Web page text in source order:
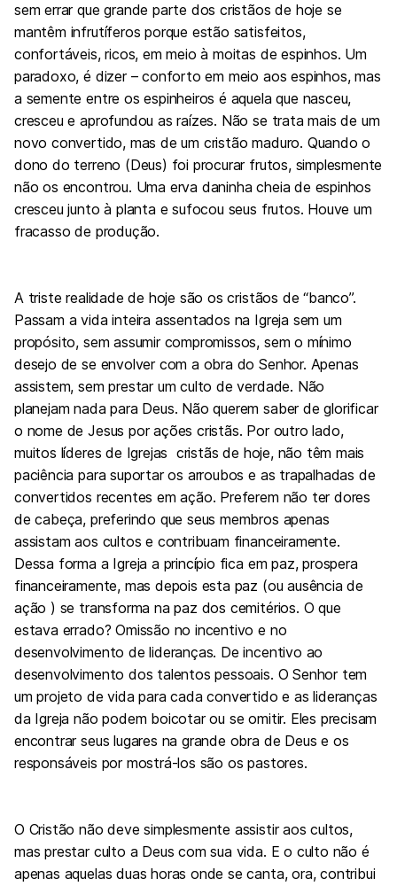
sem errar que grande parte dos cristãos de hoje se
mantêm infrutíferos porque estão satisfeitos,
confortáveis, ricos, em meio à moitas de espinhos. Um
paradoxo, é dizer – conforto em meio aos espinhos, mas
a semente entre os espinheiros é aquela que nasceu,
cresceu e aprofundou as raízes. Não se trata mais de um
novo convertido, mas de um cristão maduro. Quando o
dono do terreno (Deus) foi procurar frutos, simplesmente
não os encontrou. Uma erva daninha cheia de espinhos
cresceu junto à planta e sufocou seus frutos. Houve um
fracasso de produção.
A triste realidade de hoje são os cristãos de “banco”.
Passam a vida inteira assentados na Igreja sem um
propósito, sem assumir compromissos, sem o mínimo
desejo de se envolver com a obra do Senhor. Apenas
assistem, sem prestar um culto de verdade. Não
planejam nada para Deus. Não querem saber de glorificar
o nome de Jesus por ações cristãs. Por outro lado,
muitos líderes de Igrejas cristãs de hoje, não têm mais
paciência para suportar os arroubos e as trapalhadas de
convertidos recentes em ação. Preferem não ter dores
de cabeça, preferindo que seus membros apenas
assistam aos cultos e contribuam financeiramente.
Dessa forma a Igreja a princípio fica em paz, prospera
financeiramente, mas depois esta paz (ou ausência de
ação ) se transforma na paz dos cemitérios. O que
estava errado? Omissão no incentivo e no
desenvolvimento de lideranças. De incentivo ao
desenvolvimento dos talentos pessoais. O Senhor tem
um projeto de vida para cada convertido e as lideranças
da Igreja não podem boicotar ou se omitir. Eles precisam
encontrar seus lugares na grande obra de Deus e os
responsáveis por mostrá-los são os pastores.
O Cristão não deve simplesmente assistir aos cultos,
mas prestar culto a Deus com sua vida. E o culto não é
apenas aquelas duas horas onde se canta, ora, contribui